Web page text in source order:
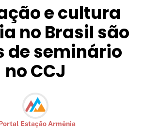
e cultura
no Brasil são
de seminário
no CCJ
Estação Armênia